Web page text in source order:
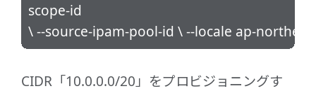
scope-id
\ --source-ipam-pool-id \ --locale ap-
CIDR「10.0.0.0/20」をプロビジョニングす